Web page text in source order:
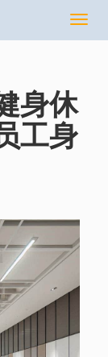
切
身休
工身